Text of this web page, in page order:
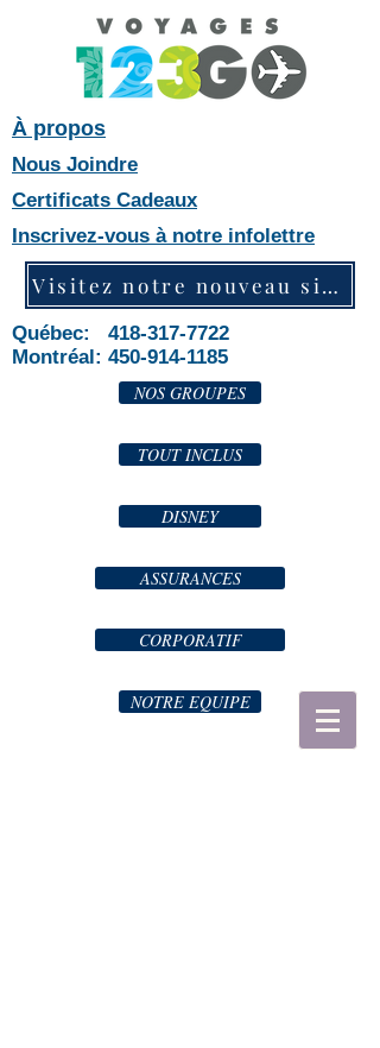
À propos
Nous Joindre
Certificats Cadeaux
Inscrivez-vous à notre infolettre
Visitez notre nouveau site web!
Québec: 418-317-7722
Montréal: 450-914-1185
NOS GROUPES
TOUT INCLUS
DISNEY
ASSURANCES
CORPORATIF
NOTRE EQUIPE